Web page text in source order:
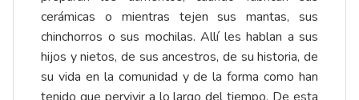
cerámicas o mientras tejen sus man­tas, sus
chinchorros o sus mochilas. Allí les hablan a sus
hijos y nietos, de sus ancestros, de su historia, de
su vida en la comunidad y de la for­ma como han